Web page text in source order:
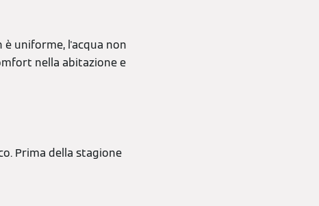
uniforme, l'acqua non
nella abitazione e
Prima della stagione